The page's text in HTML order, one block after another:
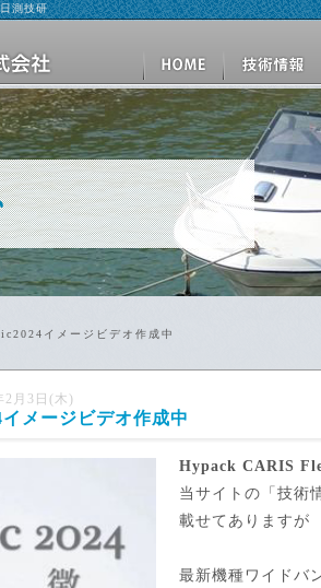
測技研
イメージビデオ作成中
2月3日(木)
メージビデオ作成中
Hypack CARIS
当サイトの「技術
載せてありますが
最新機種ワイドバ